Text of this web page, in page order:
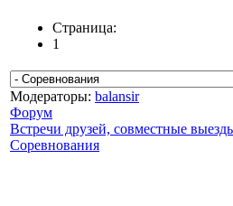
Страница:
1
Модераторы: balansir
Форум
Встречи друзей, совместные
Соревнования